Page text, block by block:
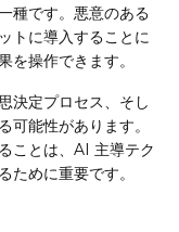
種です。悪意のある
トに導入することに
を操作できます。
決定プロセス、そし
可能性があります。
ことは、AI 主導テク
ために重要です。